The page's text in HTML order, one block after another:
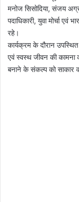
मनोज सिसोदिया, संजय
पदाधिकारी, युवा मोर्चा एवं
रहे।
कार्यक्रम के दौरान
एवं स्वस्थ जीवन की कामना
बनाने के संकल्प को साकार